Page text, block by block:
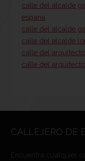
calle del alcalde
espana
calle del alcalde
calle del alcalde
calle del
calle del
CALLEJERO DE
Encuentra cualquier